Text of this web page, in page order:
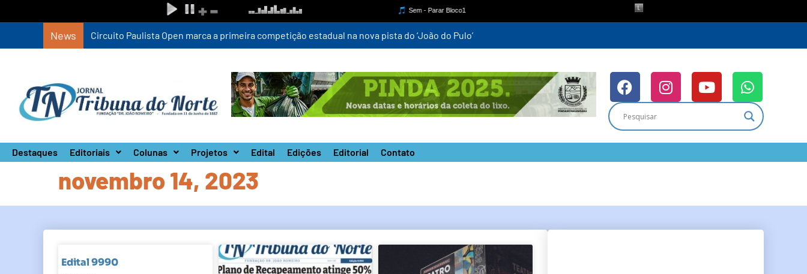
News Circuito Paulista Open marca a primeira competição estadual na nova pista do ‘João do Pulo’
Destaques Editoriais Colunas Projetos Edital Edições Editorial Contato
novembro 14, 2023
Edital 9990